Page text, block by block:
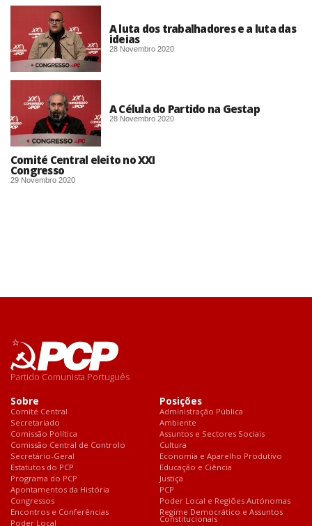
A luta dos trabalhadores e a luta das
ideias
28 Novembro 2020
A Célula do Partido na Gestap
28 Novembro 2020
Comité Central eleito no XXI
Congresso
29 Novembro 2020
Partido Comunista Português
Sobre
Comité Central
Secretariado
Comissão Política
Comissão Central de Controlo
Secretário-Geral
Estatutos do PCP
Programa do PCP
Apontamentos da História
Congressos
Encontros e Conferências
Poder Local
Posições
Administração Pública
Ambiente
Assuntos e Sectores Sociais
Cultura
Economia e Aparelho Produtivo
Educação e Ciência
Justiça
PCP
Poder Local e Regiões Autónomas
Regime Democrático e Assuntos
Constitucionais